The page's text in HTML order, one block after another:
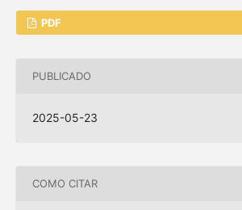
PDF
PUBLICADO
2025-05-23
COMO CITAR